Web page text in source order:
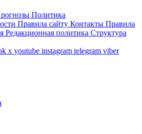
Политика
Правила сайту Контакты Правила
Редакционная политика Структура
x youtube instagram telegram viber